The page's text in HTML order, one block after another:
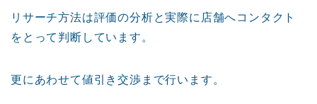
リサーチ方法は評価の分析と実際に店舗へコンタクト
をとって判断しています。
更にあわせて値引き交渉まで行います。